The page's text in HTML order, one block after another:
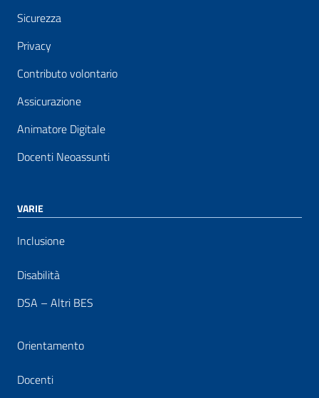
Sicurezza
Privacy
Contributo volontario
Assicurazione
Animatore Digitale
Docenti Neoassunti
VARIE
Inclusione
Disabilità
DSA – Altri BES
Orientamento
Docenti